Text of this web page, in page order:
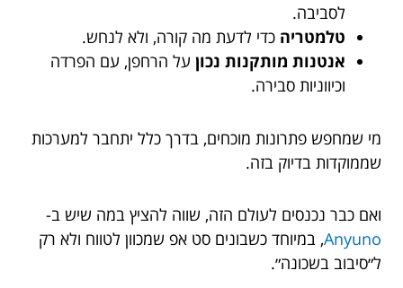
לסביבה.
טלמטריה כדי לדעת מה קורה, ולא לנחש.
אנטנות מותקנות נכון על הרחפן, עם הפרדה
וכיווניות סבירה.
מי שמחפש פתרונות מוכחים, בדרך כלל יתחבר למערכות
שממוקדות בדיוק בזה.
ואם כבר נכנסים לעולם הזה, שווה להציץ במה שיש ב-
Anyuno, במיוחד כשבונים סט אפ שמכוון לטווח ולא רק
ל״סיבוב בשכונה״.